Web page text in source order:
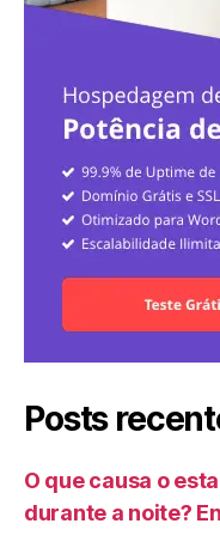
Posts
O que causa o
durante a noite?